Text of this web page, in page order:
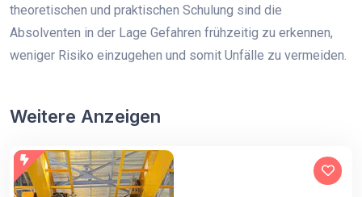
theoretischen und praktischen Schulung sind die
Absolventen in der Lage Gefahren frühzeitig zu erkennen,
weniger Risiko einzugehen und somit Unfälle zu vermeiden.
Weitere Anzeigen